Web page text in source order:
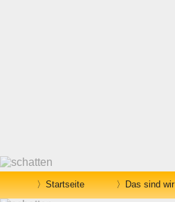
Startseite Das sind wir